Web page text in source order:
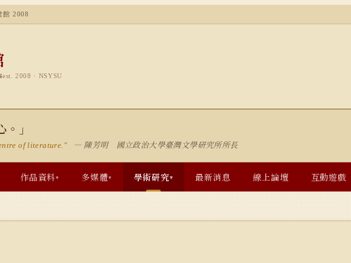
館 2008
est. 2008 · NSYSU
」
of literature." — 陳芳明 國立政治大學臺灣文學研究所所長
作品資料▾ 多媒體▾ 學術研究▾ 最新消息 線上論壇 互動遊戲